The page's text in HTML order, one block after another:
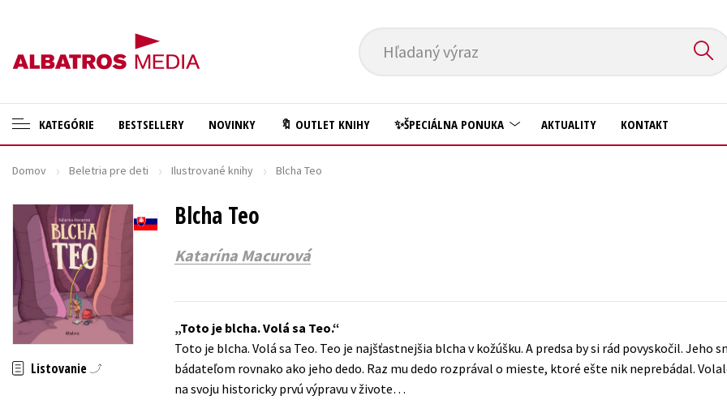
Hľadaný výraz
KATEGÓRIE
🛍️ Darčekové poukazy
✍️Knihy s podpisom
🎁 Limitované balíčky
🔥 Výhodné predpredaje
🏷️ Zlacnené knihy
⚔️ Zaklínač na CD
🔖Outlet knihy
Cestovanie
Darčekové publikácie
Doplnkový sortiment
Ezoterika a duchovný svet
História a military
Humanitné a spoločenské vedy
Počítače
Učebnice
Výchova a pedagogika
BESTSELLERY NOVINKY 🔖 OUTLET KNIHY ✨ŠPECIÁLNA PONUKA AKTUALITY KONTAKT
Domov Beletria pre deti Ilustrované knihy Blcha Teo
Blcha Teo
Katarína Macurová
Listovanie
Toto je blcha. Volá sa Teo.
Toto je blcha. Volá sa Teo. Teo je najšťastnejšia blcha v kožúšku. A predsa by si rád povyskočil. Jeho
bádateľom rovnako ako jeho dedo. Raz mu dedo rozprával o mieste, ktoré ešte nik neprebádal.
na svoju historicky prvú výpravu v živote…